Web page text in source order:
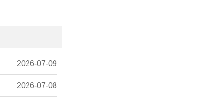
2026-07-09
2026-07-08